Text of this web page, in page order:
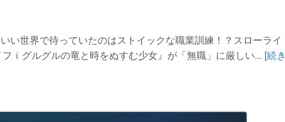
い世界で待っていたのはストイックな職業訓練！？スローライ
ｉグルグルの竜と時をぬすむ少女』が「無職」に厳しい... [続き